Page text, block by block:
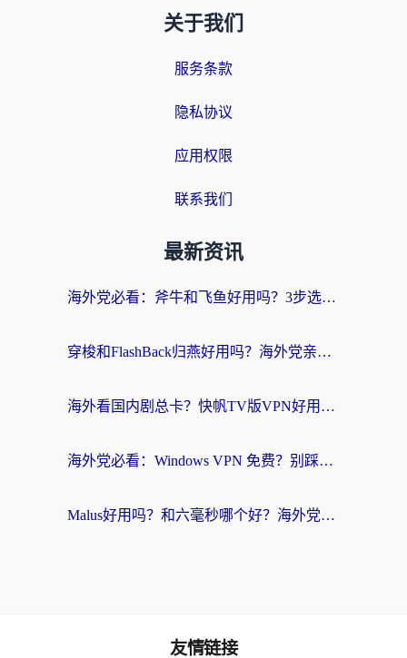
关于我们
服务条款
隐私协议
应用权限
联系我们
最新资讯
海外党必看：斧牛和飞鱼好用吗？3步选对回国加速器，无缝刷剧玩国服
穿梭和FlashBack归燕好用吗？海外党亲测3款热门回国加速器，教你选对不踩坑
海外看国内剧总卡？快帆TV版VPN好用吗？和快滚VPN对比哪个回国效果更好？
海外党必看：Windows VPN 免费？别踩坑！教你选对好用的国内加速器无缝回国
Malus好用吗？和六毫秒哪个好？海外党选回国加速器的避坑指南
友情链接